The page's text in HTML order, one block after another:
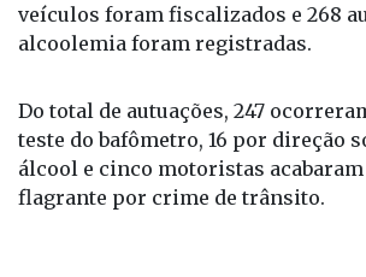
veículos foram fiscalizados e 268
alcoolemia foram registradas.
Do total de autuações, 247
teste do bafômetro, 16 por direção
álcool e cinco motoristas
flagrante por crime de trânsito.